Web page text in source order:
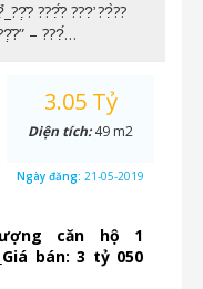
???̂́? ???̛ ??̀??
– ???́…
căn hộ 1
bán: 3 tỷ 050
3.05 Tỷ
Diện tích:49 m2
Ngày đăng: 21-05-2019